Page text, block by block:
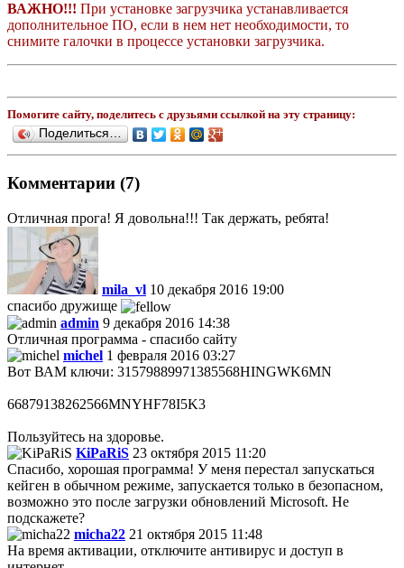
ВАЖНО!!! При установке загрузчика устанавливается
дополнительное ПО, если в нем нет необходимости, то
снимите галочки в процессе установки загрузчика.
Помогите сайту, поделитесь с друзьями ссылкой на эту страницу:
Поделиться…
Комментарии (7)
Отличная прога! Я довольна!!! Так держать, ребята!
mila_vl 10 декабря 2016 19:00
спасибо дружище
admin 9 декабря 2016 14:38
Отличная программа - спасибо сайту
michel 1 февраля 2016 03:27
Вот ВАМ ключи: 31579889971385568HINGWK6MN
66879138262566MNYHF78I5K3
Пользуйтесь на здоровье.
KiPaRiS 23 октября 2015 11:20
Спасибо, хорошая программа! У меня перестал запускаться
кейген в обычном режиме, запускается только в безопасном,
возможно это после загрузки обновлений Microsoft. Не
подскажете?
micha22 21 октября 2015 11:48
На время активации, отключите антивирус и доступ в